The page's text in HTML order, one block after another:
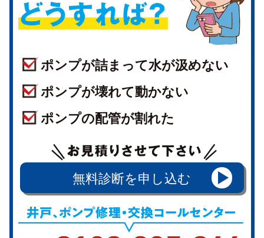
ポンプが詰まって水が汲めない
ポンプが壊れて動かない
ポンプの配管が割れた
無料診断を申し込む